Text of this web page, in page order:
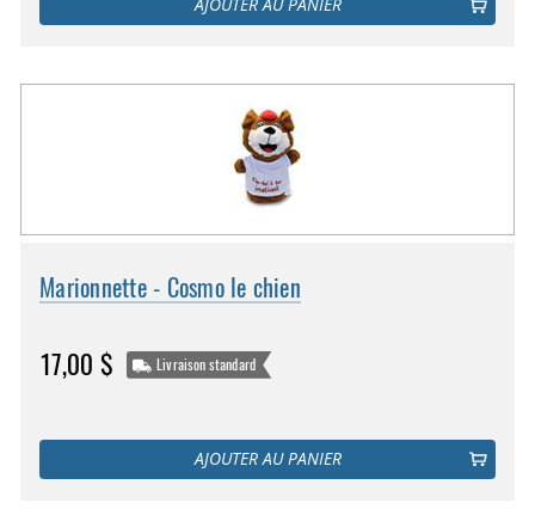
AJOUTER AU PANIER
Marionnette - Cosmo le chien
17,00 $ Livraison standard
AJOUTER AU PANIER